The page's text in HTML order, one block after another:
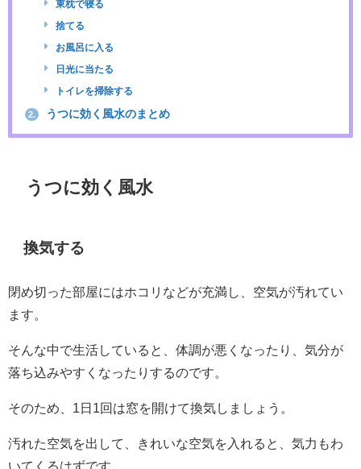
東枕で寝る
捨てる
お風呂に入る
日光に当たる
トイレを掃除する
2. うつに効く風水のまとめ
うつに効く風水
換気する
閉め切った部屋にはホコリなどが充満し、空気が汚れてい
ます。
そんな中で生活していると、体調が悪くなったり、気分が
落ち込みやすくなったりするのです。
そのため、1日1回は窓を開けて換気しましょう。
汚れた空気を出して、きれいな空気を入れると、気力もわ
いてくるはずです。